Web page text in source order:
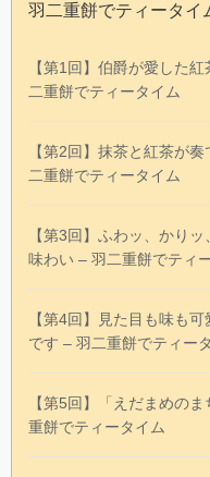
羽二重餅でティータイ
【第1回】伯爵が愛した
二重餅でティータイム
【第2回】抹茶と紅茶が
二重餅でティータイム
【第3回】ふわッ、かり
味わい – 羽二重餅でティ
【第4回】見た目も味も
です – 羽二重餅でティー
【第5回】「えだまめの
重餅でティータイム